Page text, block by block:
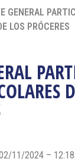
GENERAL
LOS PRÓCERES
11/2024 – 12:18